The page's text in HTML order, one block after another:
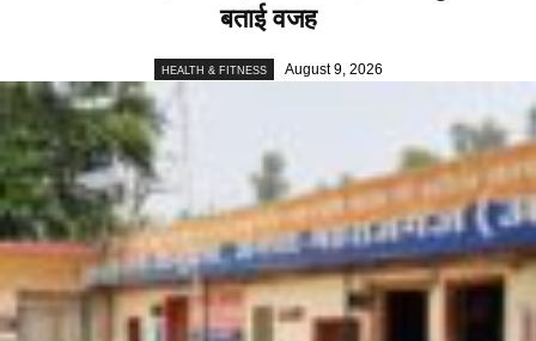
बताई वजह
HEALTH & FITNESS August 9, 2026